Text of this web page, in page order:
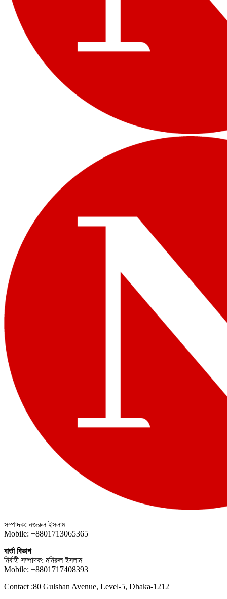
সম্পাদক: নজরুল ইসলাম
Mobile: +8801713065365
বার্তা বিভাগ
নির্বাহী সম্পাদক: মনিরুল ইসলাম
Mobile: +8801717408393
Contact :80 Gulshan Avenue, Level-5, Dhaka-1212